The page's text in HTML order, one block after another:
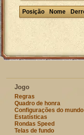
Posição Nome
Jogo
Regras
Quadro de honra
Configurações do mundo
Estatísticas
Rondas Speed
Telas de fundo